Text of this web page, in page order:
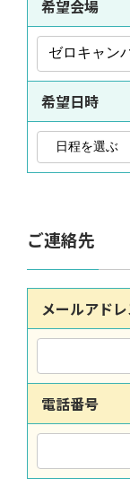
希望会場
希望日時
日程を選ぶ
ご連絡先
メールアド
電話番号